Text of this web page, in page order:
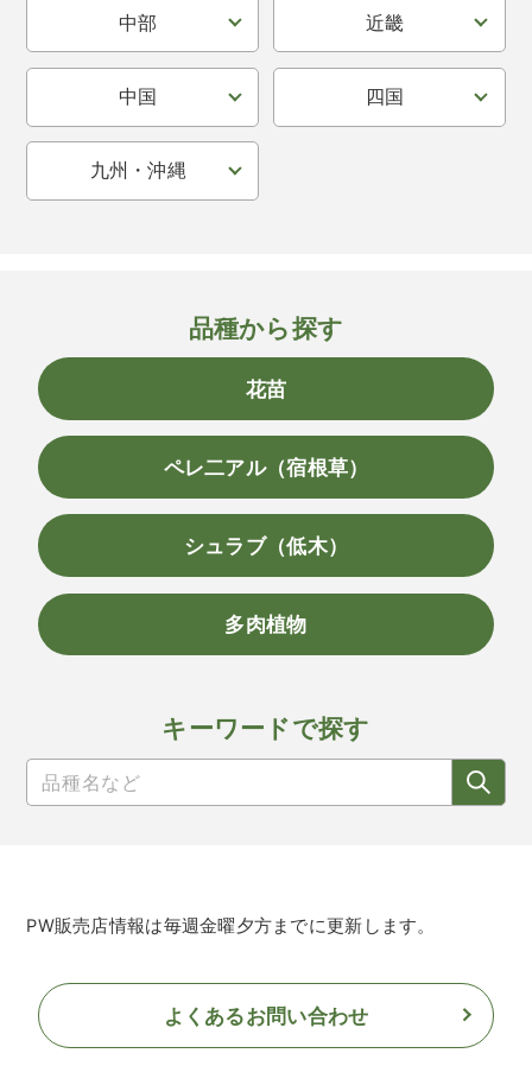
中部 近畿
中国 四国
九州・沖縄
品種から探す
花苗
ペレ二アル（宿根草）
シュラブ（低木）
多肉植物
キーワードで探す
PW販売店情報は毎週金曜夕方までに更新します。
よくあるお問い合わせ